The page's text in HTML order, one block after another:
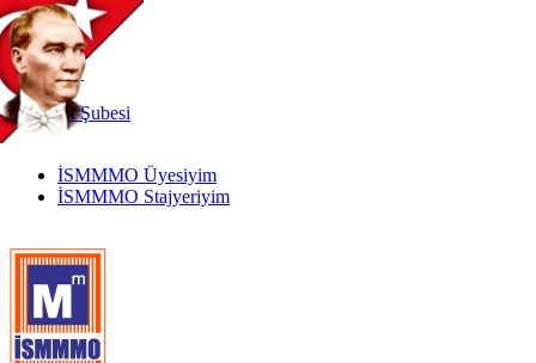
TR
|
EN
İnternetŞubesi
İSMMMO Üyesiyim
İSMMMO Stajyeriyim